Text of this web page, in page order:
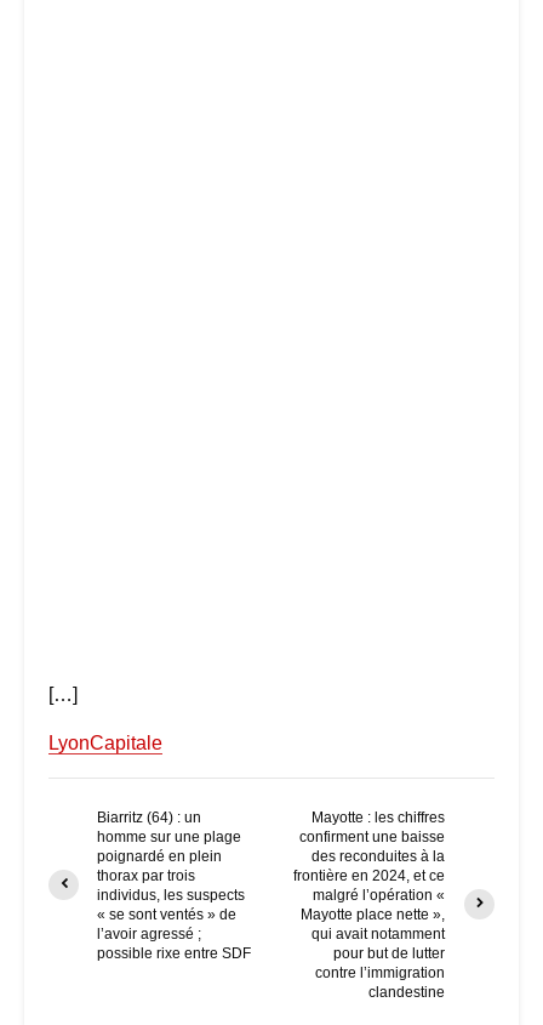
[…]
LyonCapitale
Biarritz (64) : un
homme sur une plage
poignardé en plein
thorax par trois
individus, les suspects
« se sont ventés » de
l’avoir agressé ;
possible rixe entre SDF
Mayotte : les chiffres
confirment une baisse
des reconduites à la
frontière en 2024, et ce
malgré l’opération «
Mayotte place nette »,
qui avait notamment
pour but de lutter
contre l’immigration
clandestine